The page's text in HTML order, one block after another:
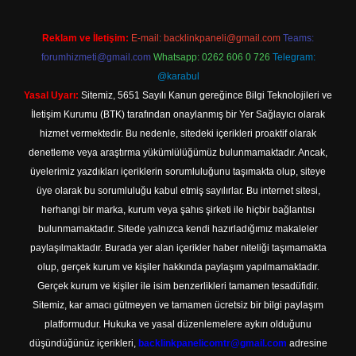
Reklam ve İletişim: E-mail: backlinkpaneli@gmail.com Teams:
forumhizmeti@gmail.com Whatsapp: 0262 606 0 726 Telegram:
@karabul
Yasal Uyarı: Sitemiz, 5651 Sayılı Kanun gereğince Bilgi Teknolojileri ve
İletişim Kurumu (BTK) tarafından onaylanmış bir Yer Sağlayıcı olarak
hizmet vermektedir. Bu nedenle, sitedeki içerikleri proaktif olarak
denetleme veya araştırma yükümlülüğümüz bulunmamaktadır. Ancak,
üyelerimiz yazdıkları içeriklerin sorumluluğunu taşımakta olup, siteye
üye olarak bu sorumluluğu kabul etmiş sayılırlar. Bu internet sitesi,
herhangi bir marka, kurum veya şahıs şirketi ile hiçbir bağlantısı
bulunmamaktadır. Sitede yalnızca kendi hazırladığımız makaleler
paylaşılmaktadır. Burada yer alan içerikler haber niteliği taşımamakta
olup, gerçek kurum ve kişiler hakkında paylaşım yapılmamaktadır.
Gerçek kurum ve kişiler ile isim benzerlikleri tamamen tesadüfidir.
Sitemiz, kar amacı gütmeyen ve tamamen ücretsiz bir bilgi paylaşım
platformudur. Hukuka ve yasal düzenlemelere aykırı olduğunu
düşündüğünüz içerikleri, backlinkpanelicomtr@gmail.com adresine